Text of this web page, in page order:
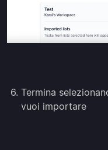
Termina
vuoi importare